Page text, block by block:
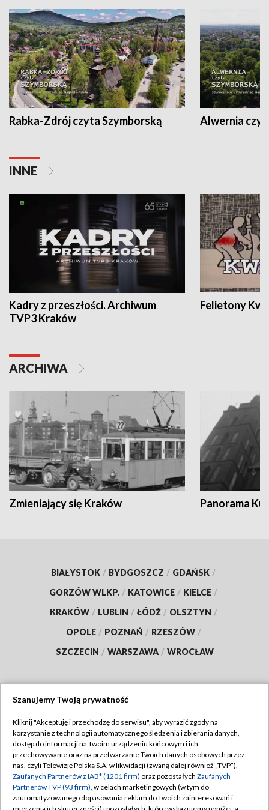
Rabka-Zdrój czyta Szymborską Alwernia
INNE
Kadry z przeszłości. Archiwum
TVP3 Kraków
Felietony
ARCHIWA
Zmieniający się Kraków Panorama
BIAŁYSTOK / BYDGOSZCZ / GDAŃSK /
GORZÓW WLKP. / KATOWICE / KIELCE /
KRAKÓW / LUBLIN / ŁÓDŹ / OLSZTYN /
OPOLE / POZNAŃ / RZESZÓW /
SZCZECIN / WARSZAWA / WROCŁAW
TVP
Abonament TVP
Emisja w TVP
Centrum informacji TVP
Regulamin TVP
Polityka prywatności
Moje zgody
Szanujemy Twoją prywatność
Kliknij "Akceptuję i przechodzę do serwisu", aby wyrazić zgody na
korzystanie z technologii automatycznego śledzenia i zbierania danych,
dostęp do informacji na Twoim urządzeniu końcowym i ich
przechowywanie oraz na przetwarzanie Twoich danych osobowych przez
nas, czyli Telewizję Polską S.A. w likwidacji (zwaną dalej również „TVP”),
Zaufanych Partnerów z IAB* (1201 firm) oraz pozostałych Zaufanych
Partnerów TVP (93 firm), w celach marketingowych (w tym do
zautomatyzowanego dopasowania reklam do Twoich zainteresowań i